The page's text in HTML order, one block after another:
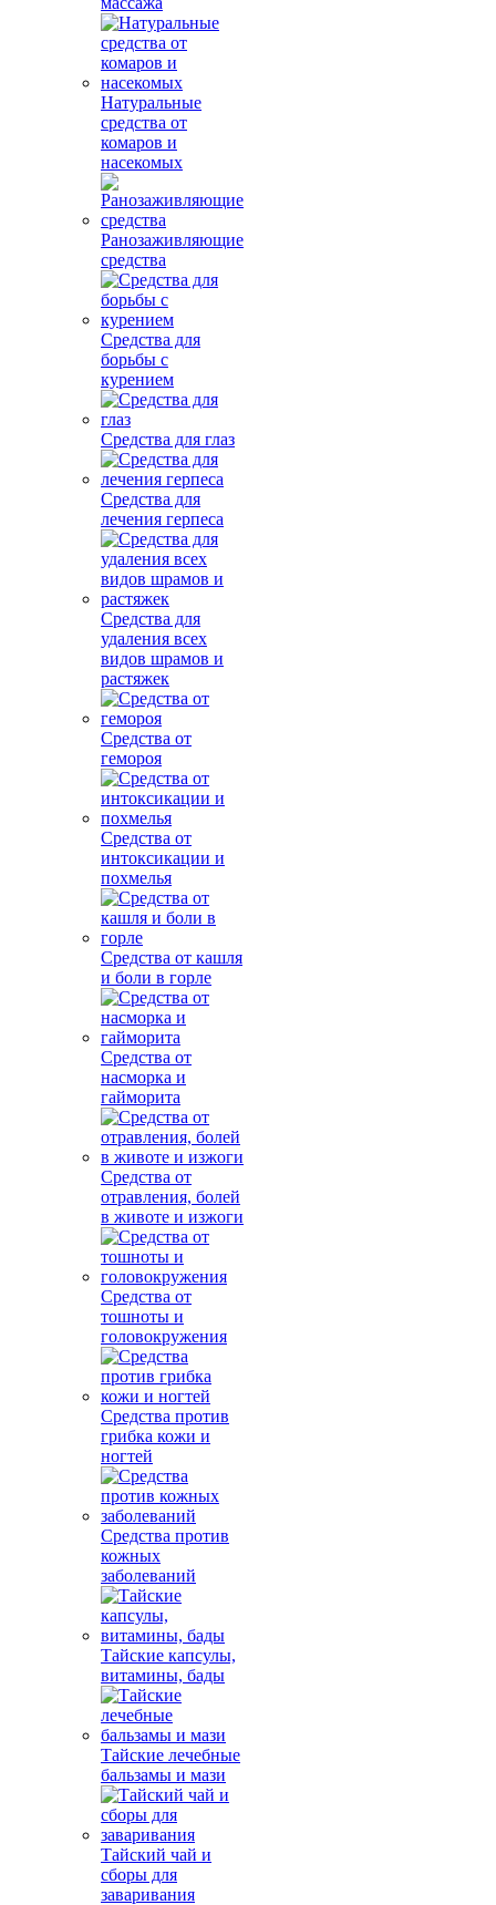
Натуральные
средства от
комаров и
насекомых
Ранозаживляющие
средства
Средства для
борьбы с
курением
Средства для глаз
Средства для
лечения герпеса
Средства для
удаления всех
видов шрамов и
растяжек
Средства от
гемороя
Средства от
интоксикации и
похмелья
Средства от кашля
и боли в горле
Средства от
насморка и
гайморита
Средства от
отравления, болей
в животе и изжоги
Средства от
тошноты и
головокружения
Средства против
грибка кожи и
ногтей
Средства против
кожных
заболеваний
Тайские капсулы,
витамины, бады
Тайские лечебные
бальзамы и мази
Тайский чай и
сборы для
заваривания